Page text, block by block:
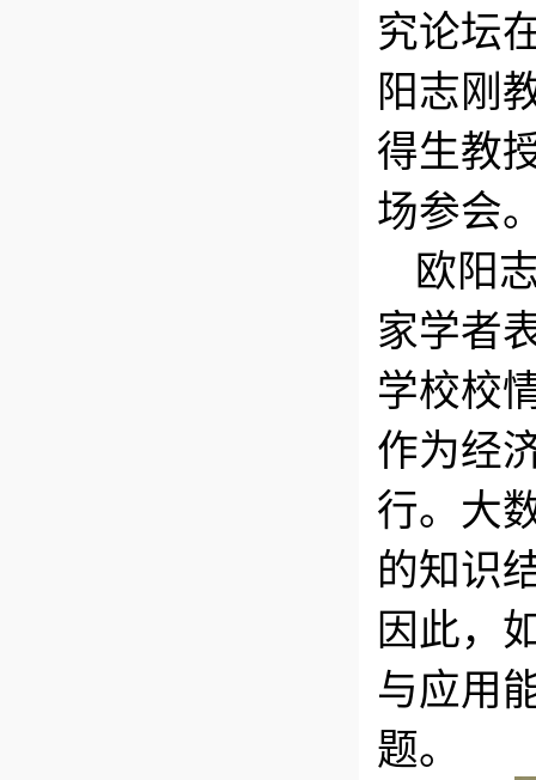
究论坛
阳志刚
得生教
场参会
欧阳
家学者
学校校
作为经
行。大
的知识
因此，
与应用
题。